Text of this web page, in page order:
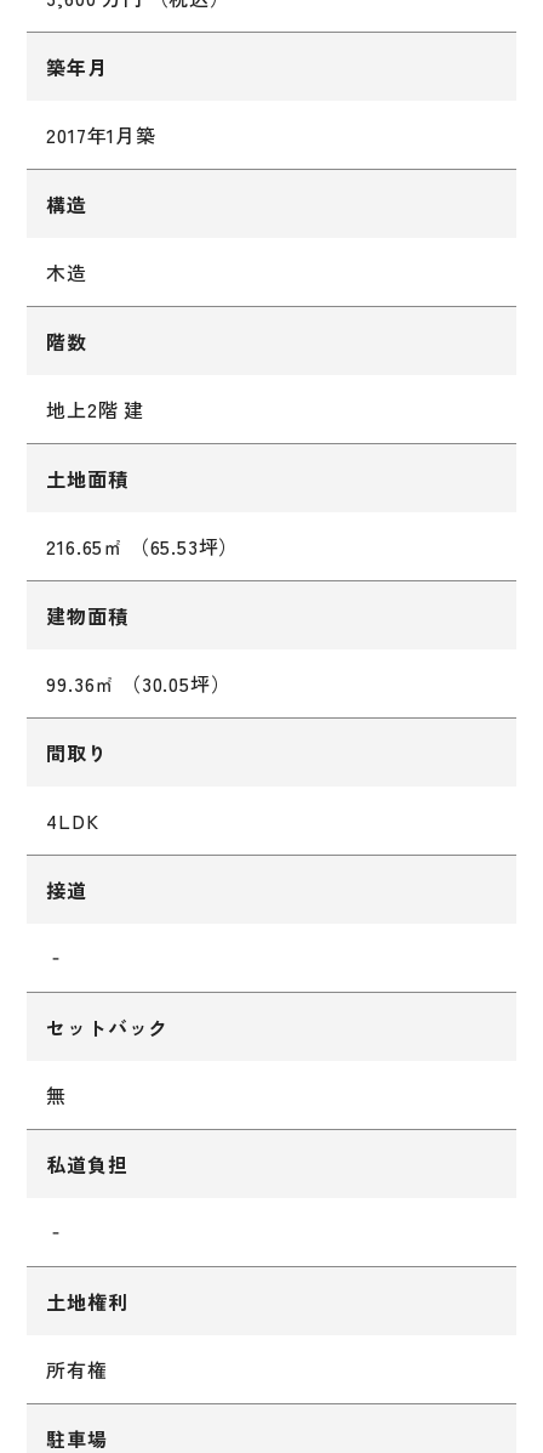
築年月
2017年1月築
構造
木造
階数
地上2階 建
土地面積
216.65㎡ （65.53坪）
建物面積
99.36㎡ （30.05坪）
間取り
4LDK
接道
‐
セットバック
無
私道負担
‐
土地権利
所有権
駐車場